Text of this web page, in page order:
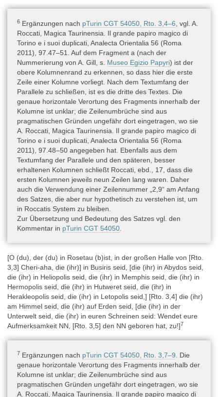
Datierung
(Epochen und Dynastien) » Pharaonische Zeit » Neues Reich »
20. Dynastie ,
(Epochen und Dynastien) » Pharaonische Zeit » Neues Reich »
19. Dynastie
Die Datierung beruht auf paläographischen Kriterien, Roccati
2011, 253 findet Zeichenformen sowohl der 19. als auch der 20.
Dynastie und tendiert allgemein zu einer Datierung in die 20.
Dynastie.
Textsorte
Rezitation(en) » Hymnus,
Rezitation(en) » Ritual/Liturgie
Inhalt
Der Papyrus Turin CGT 54053 enthält ein langes
Reinigungsritual, möglicherweise für einen bereits Verstorbenen,
das angibt, von Thot selbst erdacht worden zu sein. Gegen Ende
wandelt sich der Text eher in eine Thot-Aretalogie und einen
Thot-Hymnus.
Ursprünglicher Verwendungskontext
Über den Verwendungskontext des medico-magischen Traktats
lässt sich nichts sagen. Der Papyrus selbst ist sekundär für einige
administrative Notizen wiederverwendet worden.
Material
Organisch » Faser, Pflanzliche und Tierische » Papyrus
Objekttyp
Artefakt » Schriftmedien » Schriftrolle
6 Ergänzungen nach pTurin CGT 54050, Rto. 3,4–6 , vgl. A.
Roccati, Magica Taurinensia. Il grande papiro magico di
Torino e i suoi duplicati, Analecta Orientalia 56 (Roma
2011), 97.47–51. Auf dem Fragment a (nach der
Nummerierung von A. Gill, s. Museo Egizio Papyri) ist der
obere Kolumnenrand zu erkennen, so dass hier die erste
Zeile einer Kolumne vorliegt. Nach dem Textumfang der
Parallele zu schließen, ist es die dritte des Textes. Die
genaue horizontale Verortung des Fragments innerhalb der
Kolumne ist unklar; die Zeilenumbrüche sind aus
pragmatischen Gründen ungefähr dort eingetragen, wo sie
A. Roccati, Magica Taurinensia. Il grande papiro magico di
Torino e i suoi duplicati, Analecta Orientalia 56 (Roma
2011), 97.48–50 angegeben hat. Ebenfalls aus dem
Textumfang der Parallele und den späteren, besser
erhaltenen Kolumnen schließt Roccati, ebd., 17, dass die
ersten Kolumnen jeweils neun Zeilen lang waren. Daher
auch die Verwendung einer Zeilennummer „2,9“ am Anfang
des Satzes, die aber nur hypothetisch zu verstehen ist, um
in Roccatis System zu bleiben.
Zur Übersetzung und Bedeutung des Satzes vgl. den
Kommentar in pTurin CGT 54050
[O (du), der (du) in Rosetau (b)ist, in der großen Halle von [Rto.
3,3] Cheri-aha, die (ihr)] in Busiris seid, [die (ihr) in Abydos seid,
die (ihr) in Heliopolis seid, die (ihr) in Memphis seid, die (ihr) in
Hermopolis seid, die (ihr) in Hutweret seid, die (ihr) in
Herakleopolis seid, die (ihr) in Letopolis seid,] [Rto. 3,4] die (ihr)
am Himmel seid, die (ihr) auf Erden seid, [die (ihr) in der
Unterwelt seid, die (ihr) in euren Schreinen seid: Wendet eure
Aufmerksamkeit NN, [Rto. 3,5] den NN geboren hat, zu!]7
7 Ergänzungen nach pTurin CGT 54050, Rto. 3,7–9 . Die
genaue horizontale Verortung des Fragments innerhalb der
Kolumne ist unklar; die Zeilenumbrüche sind aus
pragmatischen Gründen ungefähr dort eingetragen, wo sie
A. Roccati, Magica Taurinensia. Il grande papiro magico di